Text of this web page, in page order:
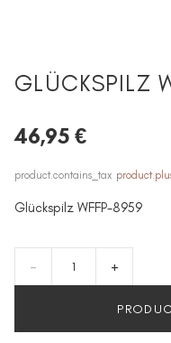
GLÜCKSPILZ
46,95 €
product.contains_tax
Glückspilz WFFP-8959
- +